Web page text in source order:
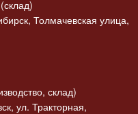
далее
«Коза с
₽
(склад)
Толмачевская улица,
склад)
ул. Тракторная,